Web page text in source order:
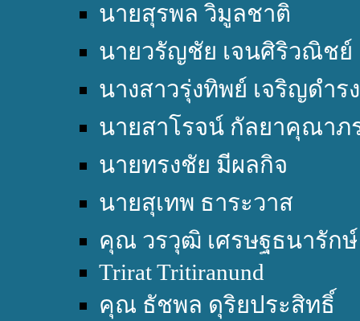
นายสุรพล วิมูลชาติ
นายวรัญชัย เจนศิริวณิชย์
นางสาวรุ่งทิพย์ เจริญดำร
นายสาโรจน์ กัลยาคุณา
นายทรงชัย มีผลกิจ
นายสุเทพ ธาระวาส
คุณ วรวุฒิ เศรษฐธนารักษ์
Trirat Tritiranund
คุณ ธัชพล ดุริยประสิทธิ์